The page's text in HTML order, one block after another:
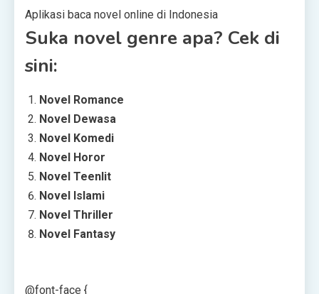
Aplikasi baca novel online di Indonesia
Suka novel genre apa? Cek di
sini:
Novel Romance
Novel Dewasa
Novel Komedi
Novel Horor
Novel Teenlit
Novel Islami
Novel Thriller
Novel Fantasy
@font-face {